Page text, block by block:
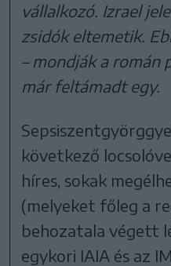
vállalkozó. Izrael
zsidók eltemetik.
– mondják a
már feltámadt egy.
következő
híres, sokak
(melyeket főleg a
behozatala végett
egykori IAIA és az